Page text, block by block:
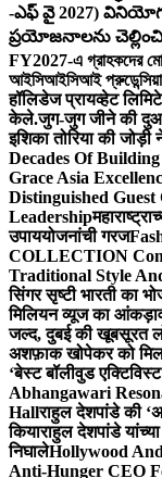
-ఎఫ్ వై 2027)
ప్రయోజనాలను
FY2027-এ গ্রাহকদের
আইসিআইসিআই
हॉलिडेज प्रायव्हेट
केले.जुग-जुग जीने की दुआ
इशिका तोरिया की जोड़ी
Decades Of
Grace Asia
Distinguished
Leadership
उपाययोजनांची गरज
COLLECTION
Traditional Style
सिंगर सृष्टी भारती का
मिलियन व्यूज का आंकड़ा
जल्द, दुबई की खूबसूरत
अशफ़ाक खोपेकर को मिला
‘बेस्ट बॉलीवुड
Abhangawari
Hallराहुल देशपांडे की
कियाराहुल देशपांडे
निघालेHollywood
Anti-Hunger CEO